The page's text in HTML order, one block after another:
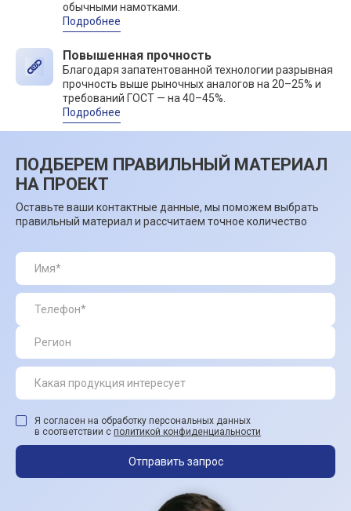
обычными намотками.
Подробнее
Повышенная прочность
Благодаря запатентованной технологии разрывная
прочность выше рыночных аналогов на 20–25% и
требований ГОСТ — на 40–45%.
Подробнее
ПОДБЕРЕМ ПРАВИЛЬНЫЙ МАТЕРИАЛ
НА ПРОЕКТ
Оставьте ваши контактные данные, мы поможем выбрать
правильный материал и рассчитаем точное количество
Я согласен на обработку персональных данных
в соответствии с политикой конфиденциальности
Отправить запрос